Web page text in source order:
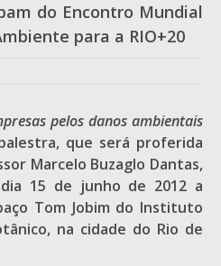
do Encontro Mundial
para a RIO+20
pelos danos ambientais
que será proferida
Marcelo Buzaglo Dantas,
15 de junho de 2012 a
Tom Jobim do Instituto
na cidade do Rio de